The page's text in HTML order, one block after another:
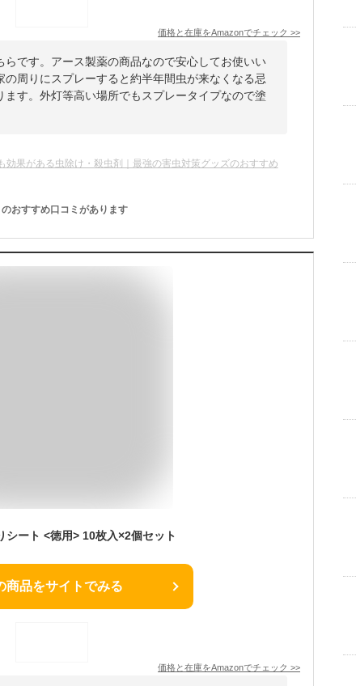
価格と在庫をAmazonでチェック >>
です。アース製薬の商品なので安心してお使いい
周りにスプレーすると約半年間虫が来なくなる忌
す。外灯等高い場所でもスプレータイプなので塗
効果がある虫除け・殺虫剤｜最強の害虫対策グッズのおすすめ
のおすすめ口コミがあります
シート <徳用> 10枚入×2個セット
商品をサイトでみる
価格と在庫をAmazonでチェック >>